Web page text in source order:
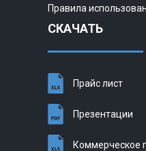
Правила
СКАЧАТЬ
Прайс лист
Презентации
Коммерческое